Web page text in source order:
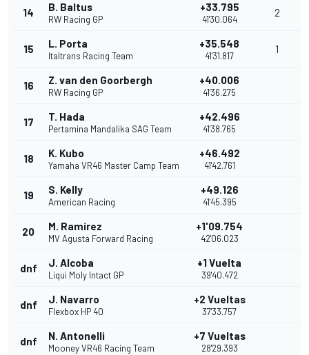
14 B. Baltus
RW Racing GP
+33.795
41'30.064
2
15 L. Porta
Italtrans Racing Team
+35.548
41'31.817
1
16 Z. van den Goorbergh
RW Racing GP
+40.006
41'36.275
17 T. Hada
Pertamina Mandalika SAG Team
+42.496
41'38.765
18 K. Kubo
Yamaha VR46 Master Camp Team
+46.492
41'42.761
19 S. Kelly
American Racing
+49.126
41'45.395
20 M. Ramírez
MV Agusta Forward Racing
+1'09.754
42'06.023
dnf J. Alcoba
Liqui Moly Intact GP
+1 Vuelta
39'40.472
dnf J. Navarro
Flexbox HP 40
+2 Vueltas
37'33.757
dnf N. Antonelli
Mooney VR46 Racing Team
+7 Vueltas
28'29.393